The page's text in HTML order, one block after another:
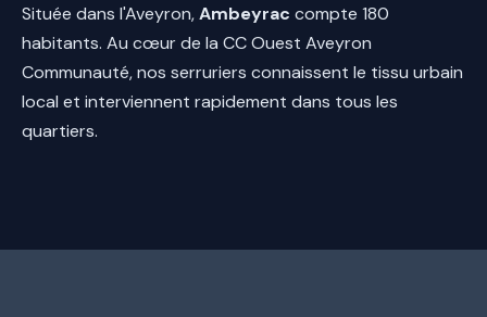
Située dans l'Aveyron,Ambeyrac compte 180
habitants. Au cœur de la CC Ouest Aveyron
Communauté, nos serruriers connaissent le tissu urbain
local et interviennent rapidement dans tous les
quartiers.